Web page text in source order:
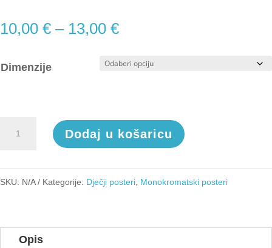
10,00 € – 13,00 €
Dimenzije
RAGHRRR
Dodaj u košaricu
SKU: N/A Kategorije: Dječji posteri Monokromatski posteri
Opis